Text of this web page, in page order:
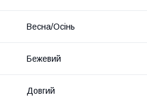
Весна/Осінь
Бежевий
Довгий